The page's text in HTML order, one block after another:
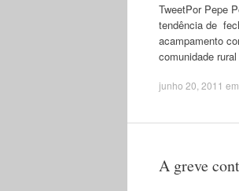
TweetPor Pepe
tendência de
acampamento
comunidade
junho 20, 2011 em
A greve